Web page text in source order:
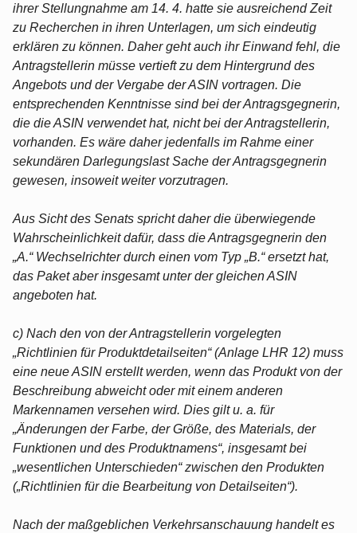
ihrer Stellungnahme am 14. 4. hatte sie ausreichend Zeit
zu Recherchen in ihren Unterlagen, um sich eindeutig
erklären zu können. Daher geht auch ihr Einwand fehl, die
Antragstellerin müsse vertieft zu dem Hintergrund des
Angebots und der Vergabe der ASIN vortragen. Die
entsprechenden Kenntnisse sind bei der Antragsgegnerin,
die die ASIN verwendet hat, nicht bei der Antragstellerin,
vorhanden. Es wäre daher jedenfalls im Rahme einer
sekundären Darlegungslast Sache der Antragsgegnerin
gewesen, insoweit weiter vorzutragen.
Aus Sicht des Senats spricht daher die überwiegende
Wahrscheinlichkeit dafür, dass die Antragsgegnerin den
„A.“ Wechselrichter durch einen vom Typ „B.“ ersetzt hat,
das Paket aber insgesamt unter der gleichen ASIN
angeboten hat.
c) Nach den von der Antragstellerin vorgelegten
„Richtlinien für Produktdetailseiten“ (Anlage LHR 12) muss
eine neue ASIN erstellt werden, wenn das Produkt von der
Beschreibung abweicht oder mit einem anderen
Markennamen versehen wird. Dies gilt u. a. für
„Änderungen der Farbe, der Größe, des Materials, der
Funktionen und des Produktnamens“, insgesamt bei
„wesentlichen Unterschieden“ zwischen den Produkten
(„Richtlinien für die Bearbeitung von Detailseiten“).
Nach der maßgeblichen Verkehrsanschauung handelt es